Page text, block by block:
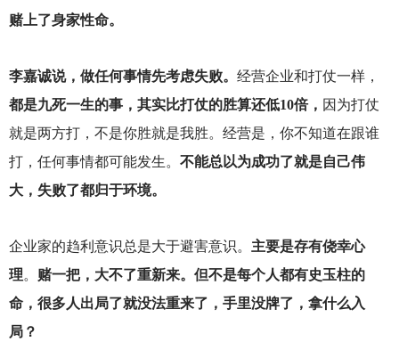
赌上了身家性命。
李嘉诚说，做任何事情先考虑失败。 经营企业和打仗一样，
都是九死一生的事，其实比打仗的胜算还低10倍， 因为打仗
就是两方打，不是你胜就是我胜。经营是，你不知道在跟谁
打，任何事情都可能发生。 不能总以为成功了就是自己伟
大，失败了都归于环境。
企业家的趋利意识总是大于避害意识。 主要是存有侥幸心
理。 赌一把，大不了重新来。但不是每个人都有史玉柱的
命，很多人出局了就没法重来了，手里没牌了，拿什么入
局？